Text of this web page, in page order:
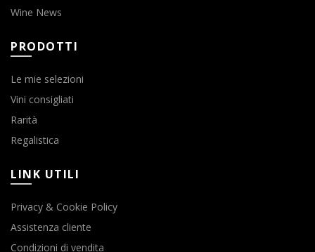
Wine News
PRODOTTI
Le mie selezioni
Vini consigliati
Rarità
Regalistica
LINK UTILI
Privacy & Cookie Policy
Assistenza cliente
Condizioni di vendita